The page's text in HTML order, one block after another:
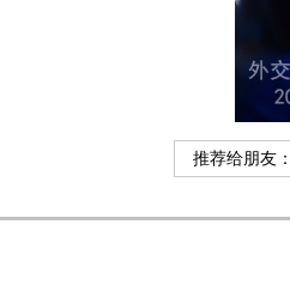
推荐给朋友：